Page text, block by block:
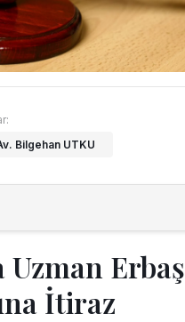
Bilgehan UTKU
Uzman Erbaş
İtiraz